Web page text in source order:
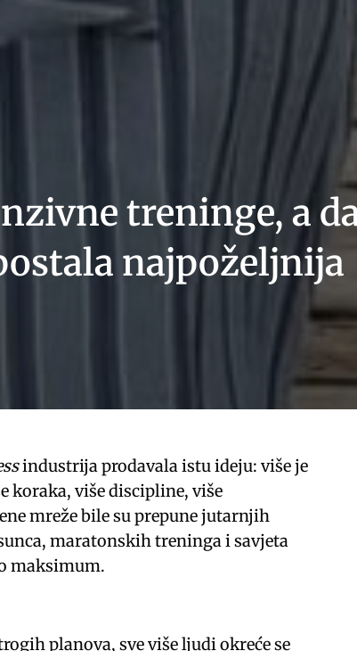
treninge, a
najpoželjnija
industrija prodavala istu ideju: više je
koraka, više discipline, više
mreže bile su prepune jutarnjih
maratonskih treninga i savjeta
maksimum.
planova, sve više ljudi okreće se